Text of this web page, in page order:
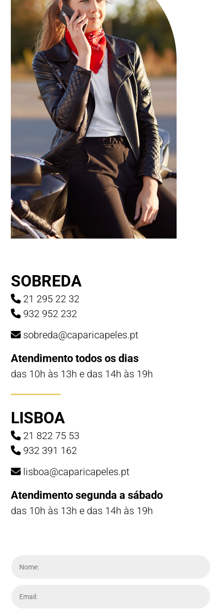
SOBREDA
21 295 22 32
932 952 232
sobreda@caparicapeles.pt
Atendimento todos os dias
das 10h às 13h e das 14h às 19h
LISBOA
21 822 75 53
932 391 162
lisboa@caparicapeles.pt
Atendimento segunda a sábado
das 10h às 13h e das 14h às 19h